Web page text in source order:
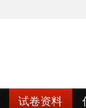
试卷资料